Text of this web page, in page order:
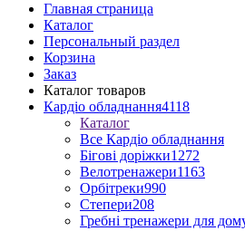
Главная страница
Каталог
Персональный раздел
Корзина
Заказ
Каталог товаров
Кардіо обладнання4118
Каталог
Все Кардіо обладнання
Бігові доріжки1272
Велотренажери1163
Орбітреки990
Степери208
Гребні тренажери для